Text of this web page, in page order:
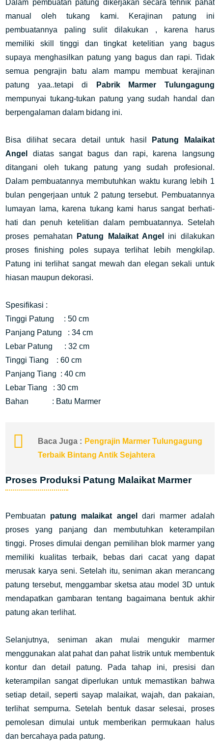
Dalam pembuatan patung dikerjakan secara tehnik pahat
manual oleh tukang kami. Kerajinan patung ini
pembuatannya paling sulit dilakukan , karena harus
memiliki skill tinggi dan tingkat ketelitian yang bagus
supaya menghasilkan patung yang bagus dan rapi. Tidak
semua pengrajin batu alam mampu membuat kerajinan
patung yaa..tetapi di Pabrik Marmer Tulungagung
mempunyai tukang-tukan patung yang sudah handal dan
berpengalaman dalam bidang ini.
Bisa dilihat secara detail untuk hasil
Patung Malaikat
Angel
diatas sangat bagus dan rapi, karena langsung
ditangani oleh tukang patung yang sudah profesional.
Dalam pembuatannya membutuhkan waktu kurang lebih 1
bulan pengerjaan untuk 2 patung tersebut. Pembuatannya
lumayan lama, karena tukang kami harus sangat berhati-
hati dan penuh ketelitian dalam pembuatannya. Setelah
proses pemahatan
Patung Malaikat Angel
ini dilakukan
proses finishing poles supaya terlihat lebih mengkilap.
Patung ini terlihat sangat mewah dan elegan sekali untuk
hiasan maupun dekorasi.
Spesifikasi :
Tinggi Patung : 50 cm
Panjang Patung : 34 cm
Lebar Patung : 32 cm
Tinggi Tiang : 60 cm
Panjang Tiang : 40 cm
Lebar Tiang : 30 cm
Bahan : Batu Marmer
Baca Juga : Pengrajin Marmer Tulungagung
Terbaik Bintang Antik Sejahtera
Proses Produksi Patung Malaikat Marmer
Pembuatan patung malaikat angel
dari marmer adalah
proses yang panjang dan membutuhkan keterampilan
tinggi. Proses dimulai dengan pemilihan blok marmer yang
memiliki kualitas terbaik, bebas dari cacat yang dapat
merusak karya seni. Setelah itu, seniman akan merancang
patung tersebut, menggambar sketsa atau model 3D untuk
mendapatkan gambaran tentang bagaimana bentuk akhir
patung akan terlihat.
Selanjutnya, seniman akan mulai mengukir marmer
menggunakan alat pahat dan pahat listrik untuk membentuk
kontur dan detail patung. Pada tahap ini, presisi dan
keterampilan sangat diperlukan untuk memastikan bahwa
setiap detail, seperti sayap malaikat, wajah, dan pakaian,
terlihat sempurna. Setelah bentuk dasar selesai, proses
pemolesan dimulai untuk memberikan permukaan halus
dan bercahaya pada patung.